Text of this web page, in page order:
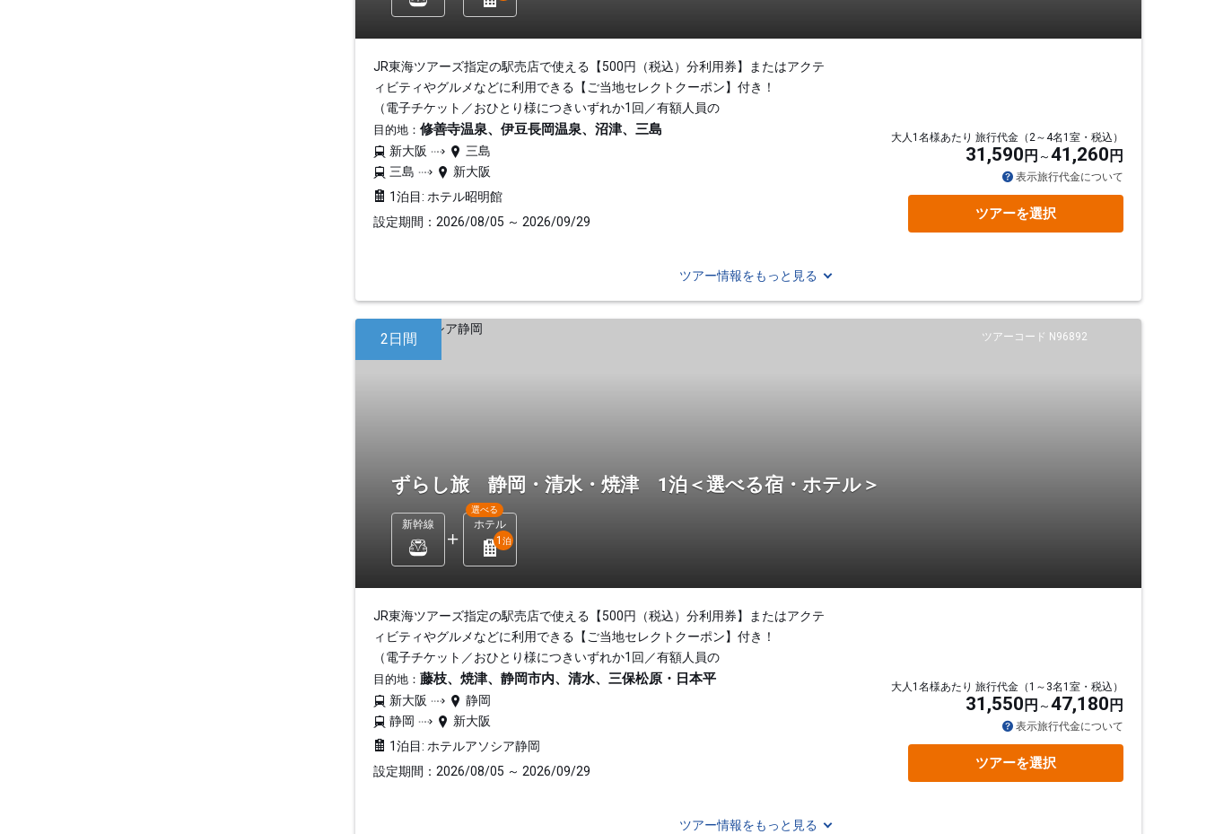
JR東海ツアーズ指定の駅売店で使える【500円（税込）分利用券】またはアクテ
ィビティやグルメなどに利用できる【ご当地セレクトクーポン】付き！
（電子チケット／おひとり様につきいずれか1回／有額人員の
目的地： 修善寺温泉、伊豆長岡温泉、沼津、三島
新大阪
三島
三島
新大阪
1泊目: ホテル昭明館
設定期間：2026/08/05 ～ 2026/09/29
大人1名様あたり 旅行代金（2～4名1室・税込）
31,590 円 41,260 円
表示旅行代金について
ツアーを選択
ツアー情報をもっと見る
ツアーコード N96892
2日間
ずらし旅 静岡・清水・焼津 1泊＜選べる宿・ホテル＞
新幹線 ホテル
選べる
1 泊
JR東海ツアーズ指定の駅売店で使える【500円（税込）分利用券】またはアクテ
ィビティやグルメなどに利用できる【ご当地セレクトクーポン】付き！
（電子チケット／おひとり様につきいずれか1回／有額人員の
目的地： 藤枝、焼津、静岡市内、清水、三保松原・日本平
新大阪
静岡
静岡
新大阪
1泊目: ホテルアソシア静岡
設定期間：2026/08/05 ～ 2026/09/29
大人1名様あたり 旅行代金（1～3名1室・税込）
31,550 円 47,180 円
表示旅行代金について
ツアーを選択
ツアー情報をもっと見る